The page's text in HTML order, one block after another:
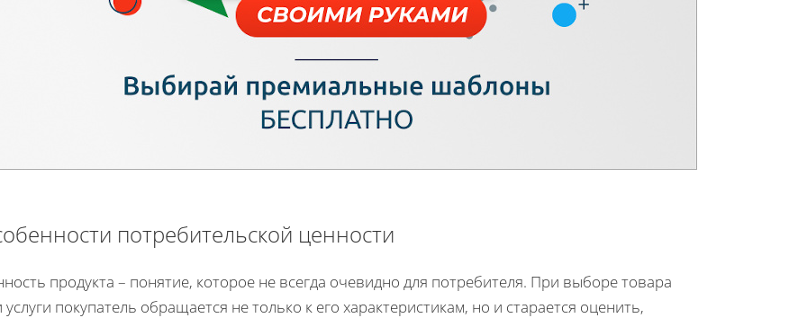
потребительской ценности
продукта – понятие, которое не всегда очевидно для потребителя. При выборе товара
услуги покупатель обращается не только к его характеристикам, но и старается оценить,